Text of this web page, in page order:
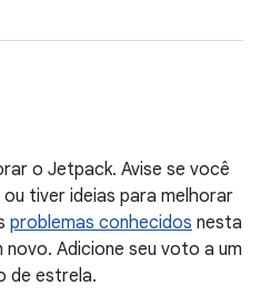
o Jetpack. Avise se você
tiver ideias para melhorar
problemas conhecidos nesta
Adicione seu voto a um
de estrela.